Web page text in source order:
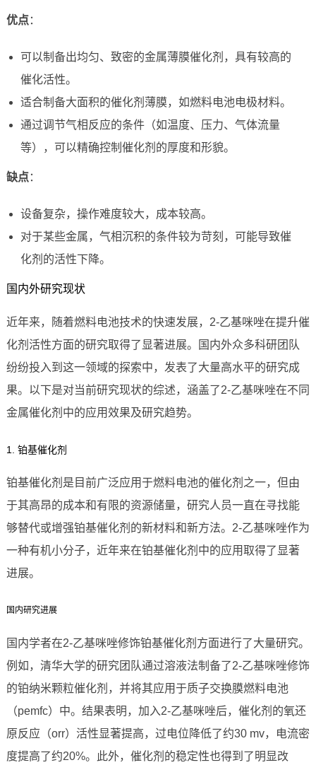
优点：
可以制备出均匀、致密的金属薄膜催化剂，具有较高的
催化活性。
适合制备大面积的催化剂薄膜，如燃料电池电极材料。
通过调节气相反应的条件（如温度、压力、气体流量
等），可以精确控制催化剂的厚度和形貌。
缺点：
设备复杂，操作难度较大，成本较高。
对于某些金属，气相沉积的条件较为苛刻，可能导致催
化剂的活性下降。
国内外研究现状
近年来，随着燃料电池技术的快速发展，2-乙基咪唑在提升催
化剂活性方面的研究取得了显著进展。国内外众多科研团队
纷纷投入到这一领域的探索中，发表了大量高水平的研究成
果。以下是对当前研究现状的综述，涵盖了2-乙基咪唑在不同
金属催化剂中的应用效果及研究趋势。
1. 铂基催化剂
铂基催化剂是目前广泛应用于燃料电池的催化剂之一，但由
于其高昂的成本和有限的资源储量，研究人员一直在寻找能
够替代或增强铂基催化剂的新材料和新方法。2-乙基咪唑作为
一种有机小分子，近年来在铂基催化剂中的应用取得了显著
进展。
国内研究进展
国内学者在2-乙基咪唑修饰铂基催化剂方面进行了大量研究。
例如，清华大学的研究团队通过溶液法制备了2-乙基咪唑修饰
的铂纳米颗粒催化剂，并将其应用于质子交换膜燃料电池
（pemfc）中。结果表明，加入2-乙基咪唑后，催化剂的氧还
原反应（orr）活性显著提高，过电位降低了约30 mv，电流密
度提高了约20%。此外，催化剂的稳定性也得到了明显改